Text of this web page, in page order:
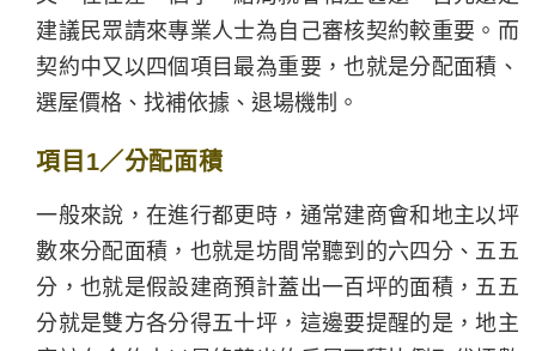
建議民眾請來專業人士為自己審核契約較重要。而
契約中又以四個項目最為重要，也就是分配面積、
選屋價格、找補依據、退場機制。
項目1／分配面積
一般來說，在進行都更時，通常建商會和地主以坪
數來分配面積，也就是坊間常聽到的六四分、五五
分，也就是假設建商預計蓋出一百坪的面積，五五
分就是雙方各分得五十坪，這邊要提醒的是，地主